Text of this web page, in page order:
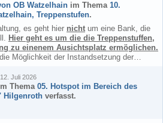
OB Watzelhain im Thema 10.
Treppenstufen.
es geht hier nicht um eine Bank, die
Hier geht es um die die Treppenstuffen,
zu einenem Ausichtsplatz ermöglichen.
Möglichkeit der Instandsetzung der…
12. Juli 2026
Thema 05. Hotspot im Bereich des
Hilgenroth verfasst.